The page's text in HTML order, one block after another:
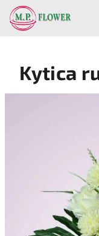
Prejsť
obsah
Kytica